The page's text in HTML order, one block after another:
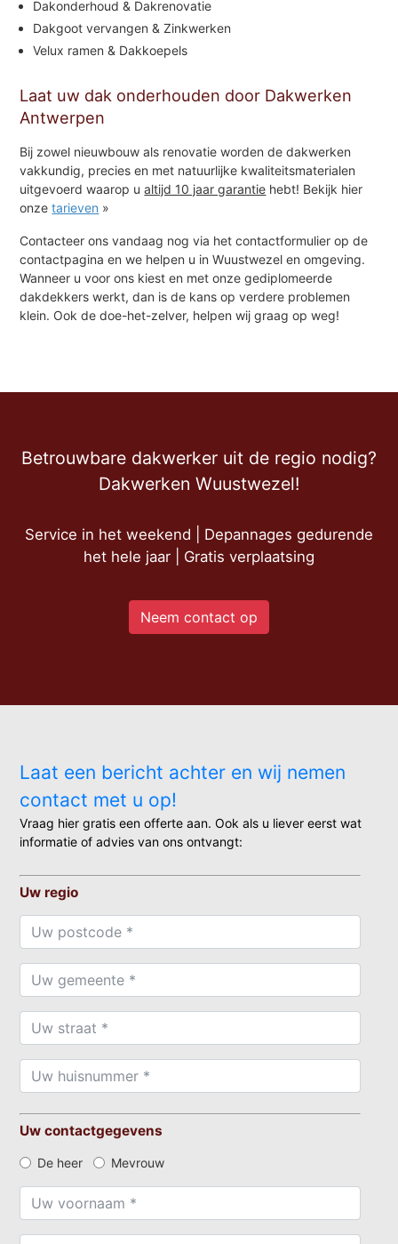
Dakonderhoud & Dakrenovatie
Dakgoot vervangen & Zinkwerken
Velux ramen & Dakkoepels
Laat uw dak onderhouden door Dakwerken
Antwerpen
Bij zowel nieuwbouw als renovatie worden de dakwerken
vakkundig, precies en met natuurlijke kwaliteitsmaterialen
uitgevoerd waarop ualtijd 10 jaar garantie hebt! Bekijk hier
onzetarieven »
Contacteer ons vandaag nog via het contactformulier op de
contactpagina en we helpen u in Wuustwezel en omgeving.
Wanneer u voor ons kiest en met onze gediplomeerde
dakdekkers werkt, dan is de kans op verdere problemen
klein. Ook de doe-het-zelver, helpen wij graag op weg!
Betrouwbare dakwerker uit de regio nodig?
Dakwerken Wuustwezel!
Service in het weekend | Depannages gedurende
het hele jaar | Gratis verplaatsing
Neem contact op
Laat een bericht achter en wij nemen
contact met u op!
Vraag hier gratis een offerte aan. Ook als u liever eerst wat
informatie of advies van ons ontvangt:
Uw regio
Uw contactgegevens
De heer Mevrouw